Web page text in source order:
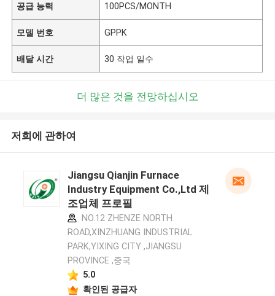
공급 능력 100PCS/MONTH
모델 번호 GPPK
배달 시간 30 작업 일수
더 많은 것을 전망하십시오
저희에 관하여
Jiangsu Qianjin Furnace
Industry Equipment Co.,Ltd 제
조업체 프로필
NO.12 ZHENZE NORTH
ROAD,XINZHUANG INDUSTRIAL
PARK,YIXING CITY ,JIANGSU
PROVINCE ,중국
5.0
확인된 공급자